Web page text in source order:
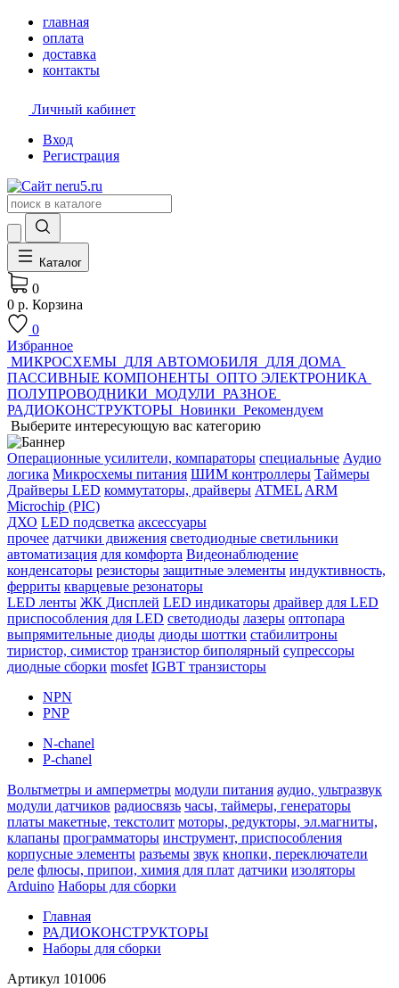
главная
оплата
доставка
контакты
Личный кабинет
Вход
Регистрация
Каталог
0
0 р. Корзина
0
Избранное
МИКРОСХЕМЫ ДЛЯ АВТОМОБИЛЯ ДЛЯ ДОМА
ПАССИВНЫЕ КОМПОНЕНТЫ ОПТО ЭЛЕКТРОНИКА
ПОЛУПРОВОДНИКИ МОДУЛИ РАЗНОЕ
РАДИОКОНСТРУКТОРЫ Новинки Рекомендуем
Выберите интересующую вас категорию
Операционные усилители, компараторы специальные Аудио
логика Микросхемы питания ШИМ контроллеры Таймеры
Драйверы LED коммутаторы, драйверы ATMEL ARM
Microchip (PIC)
ДХО LED подсветка аксессуары
прочее датчики движения светодиодные светильники
автоматизация для комфорта Видеонаблюдение
конденсаторы резисторы защитные элементы индуктивность,
ферриты кварцевые резонаторы
LED ленты ЖК Дисплей LED индикаторы драйвер для LED
приспособления для LED светодиоды лазеры оптопара
выпрямительные диоды диоды шоттки стабилитроны
тиристор, симистор транзистор биполярный супрессоры
диодные сборки mosfet IGBT транзисторы
NPN
PNP
N-chanel
P-chanel
Вольтметры и амперметры модули питания аудио, ультразвук
модули датчиков радиосвязь часы, таймеры, генераторы
платы макетные, текстолит моторы, редукторы, эл.магниты,
клапаны программаторы инструмент, приспособления
корпусные элементы разъемы звук кнопки, переключатели
реле флюсы, припои, химия для плат датчики изоляторы
Arduino Наборы для сборки
Главная
РАДИОКОНСТРУКТОРЫ
Наборы для сборки
Артикул 101006